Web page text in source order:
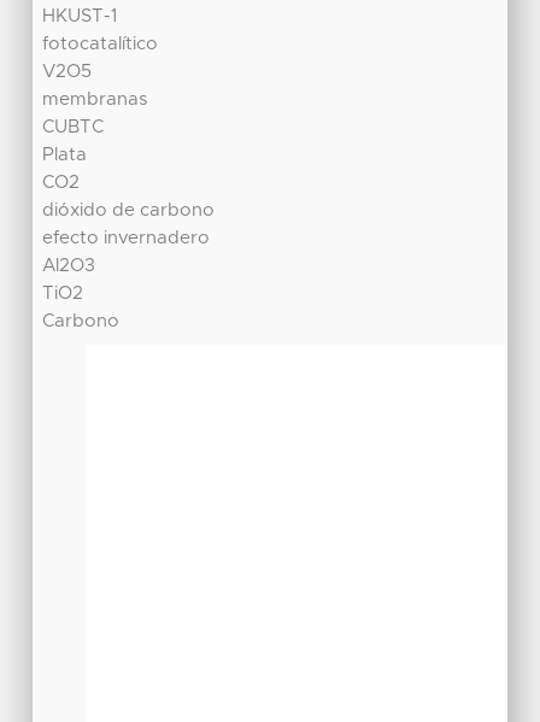
HKUST-1
fotocatalítico
V2O5
membranas
CUBTC
Plata
CO2
dióxido de carbono
efecto invernadero
Al2O3
TiO2
Carbono